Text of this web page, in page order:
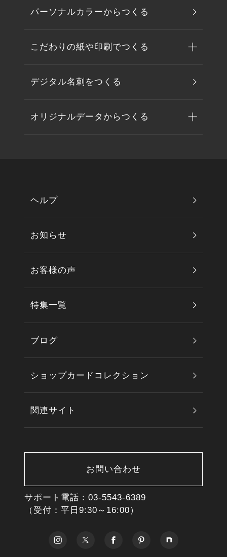
パーソナルカラーからつくる
こだわりの紙や印刷でつくる
デジタル名刺をつくる
オリジナルデータからつくる
ヘルプ
お知らせ
お客様の声
特集一覧
ブログ
ショップカードコレクション
関連サイト
お問い合わせ
サポート電話 : 03-5543-6389
（受付：平日9:30～16:00）